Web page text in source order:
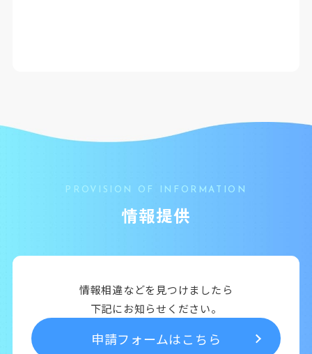
PROVISION OF INFORMATION
情報提供
情報相違などを見つけましたら
下記にお知らせください。
申請フォームはこちら